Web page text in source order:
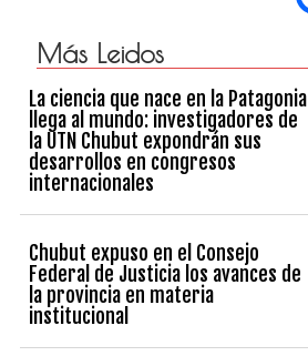
Más Leidos
La ciencia que nace en la Patagonia
llega al mundo: investigadores de
la UTN Chubut expondrán sus
desarrollos en congresos
internacionales
Chubut expuso en el Consejo
Federal de Justicia los avances de
la provincia en materia
institucional